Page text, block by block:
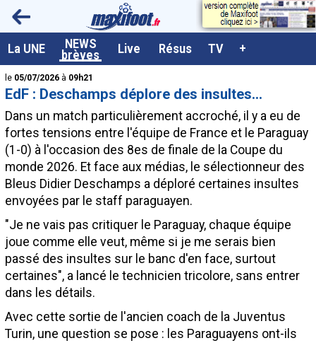
La UNE NEWS
brèves Live Résus TV +
<
le 05/07/2026 à 09h21
EdF : Deschamps déplore des insultes...
Dans un match particulièrement accroché, il y a eu de
fortes tensions entre l'équipe de France et le Paraguay
(1-0) à l'occasion des 8es de finale de la Coupe du
monde 2026. Et face aux médias, le sélectionneur des
Bleus Didier Deschamps a déploré certaines insultes
envoyées par le staff paraguayen.
"Je ne vais pas critiquer le Paraguay, chaque équipe
joue comme elle veut, même si je me serais bien
passé des insultes sur le banc d'en face, surtout
certaines", a lancé le technicien tricolore, sans entrer
dans les détails.
Avec cette sortie de l'ancien coach de la Juventus
Turin, une question se pose : les Paraguayens ont-ils
A la UNE
Dernières brèves
Live / Matchs en direct
Résultats et Classements
Class. buteurs européens
Programme TV foot
Vidéos
Sondages
Tableau transferts L1
Taille de la police
Contact / Signaler un bug